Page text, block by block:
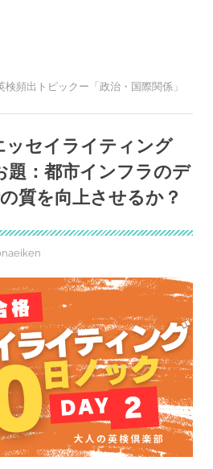
検頻出トピックー「政治・国際関係」
ッセイライティング
題：都市インフラのデ
質を向上させるか？